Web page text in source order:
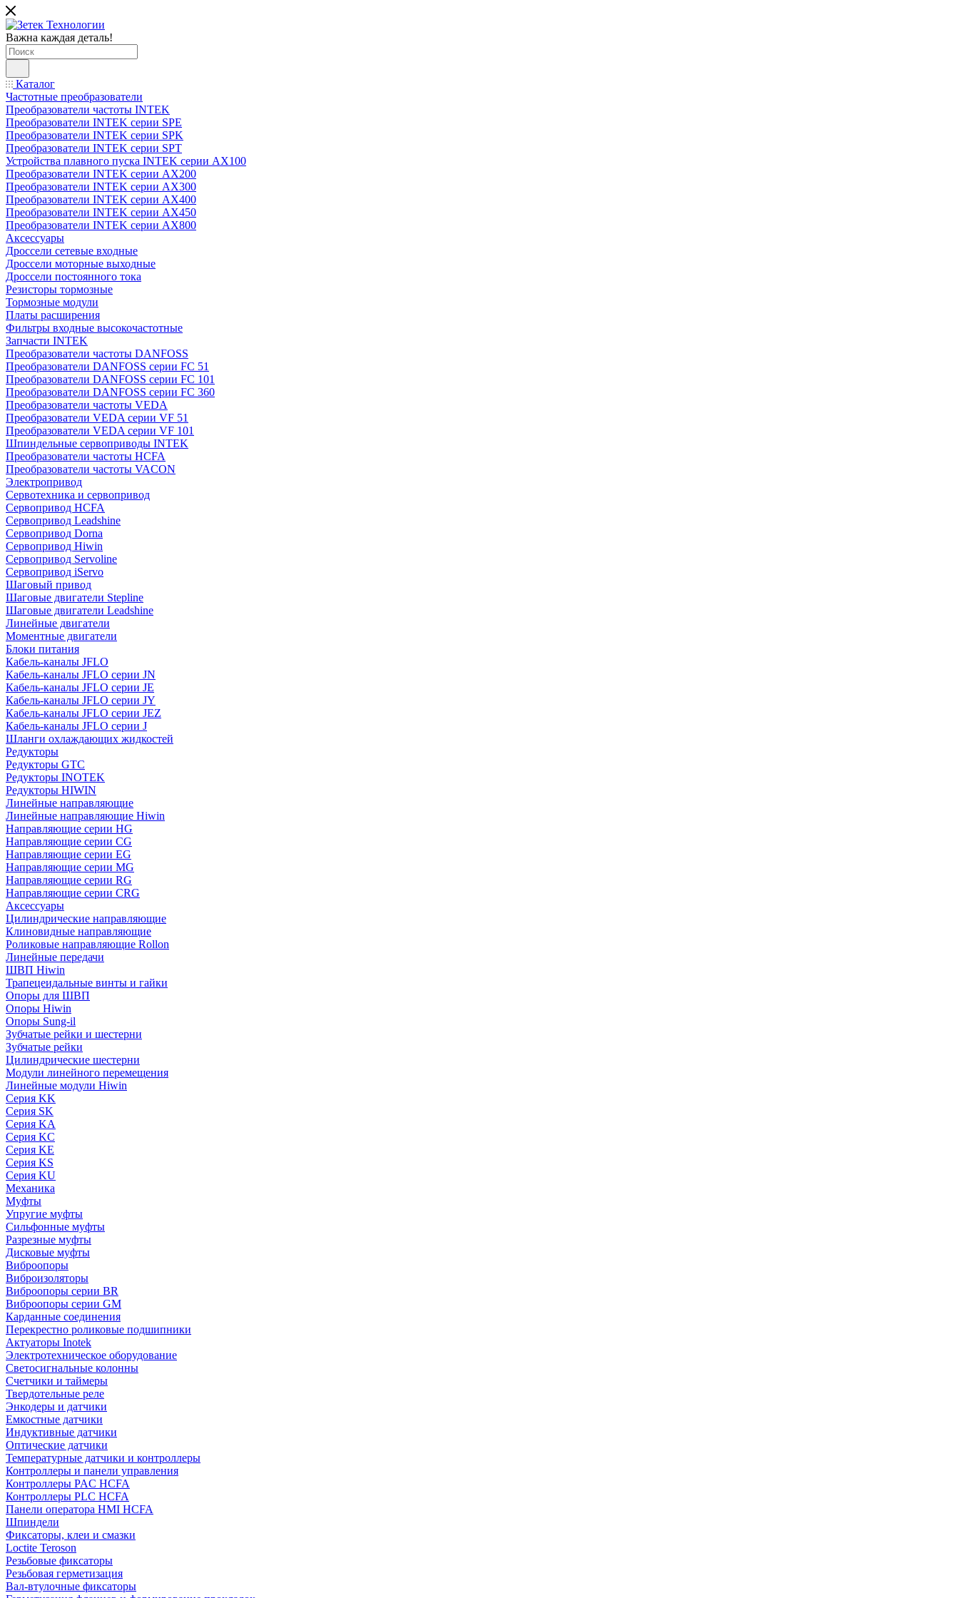
Важна каждая деталь!
Каталог
Частотные преобразователи
Преобразователи частоты INTEK
Преобразователи INTEK серии SPE
Преобразователи INTEK серии SPK
Преобразователи INTEK серии SPT
Устройства плавного пуска INTEK серии AX100
Преобразователи INTEK серии AX200
Преобразователи INTEK серии AX300
Преобразователи INTEK серии AX400
Преобразователи INTEK серии AX450
Преобразователи INTEK серии AX800
Аксессуары
Дроссели сетевые входные
Дроссели моторные выходные
Дроссели постоянного тока
Резисторы тормозные
Тормозные модули
Платы расширения
Фильтры входные высокочастотные
Запчасти INTEK
Преобразователи частоты DANFOSS
Преобразователи DANFOSS серии FC 51
Преобразователи DANFOSS серии FC 101
Преобразователи DANFOSS серии FC 360
Преобразователи частоты VEDA
Преобразователи VEDA серии VF 51
Преобразователи VEDA серии VF 101
Шпиндельные сервоприводы INTEK
Преобразователи частоты HCFA
Преобразователи частоты VACON
Электропривод
Сервотехника и сервопривод
Сервопривод HCFA
Сервопривод Leadshine
Сервопривод Dorna
Сервопривод Hiwin
Сервопривод Servoline
Сервопривод iServo
Шаговый привод
Шаговые двигатели Stepline
Шаговые двигатели Leadshine
Линейные двигатели
Моментные двигатели
Блоки питания
Кабель-каналы JFLO
Кабель-каналы JFLO серии JN
Кабель-каналы JFLO серии JE
Кабель-каналы JFLO серии JY
Кабель-каналы JFLO серии JEZ
Кабель-каналы JFLO серии J
Шланги охлаждающих жидкостей
Редукторы
Редукторы GTC
Редукторы INOTEK
Редукторы HIWIN
Линейные направляющие
Линейные направляющие Hiwin
Направляющие серии HG
Направляющие серии CG
Направляющие серии EG
Направляющие серии MG
Направляющие серии RG
Направляющие серии CRG
Аксессуары
Цилиндрические направляющие
Клиновидные направляющие
Роликовые направляющие Rollon
Линейные передачи
ШВП Hiwin
Трапецеидальные винты и гайки
Опоры для ШВП
Опоры Hiwin
Опоры Sung-il
Зубчатые рейки и шестерни
Зубчатые рейки
Цилиндрические шестерни
Модули линейного перемещения
Линейные модули Hiwin
Серия KK
Серия SK
Серия KA
Серия KC
Серия KE
Серия KS
Серия KU
Механика
Муфты
Упругие муфты
Сильфонные муфты
Разрезные муфты
Дисковые муфты
Виброопоры
Виброизоляторы
Виброопоры серии BR
Виброопоры серии GM
Карданные соединения
Перекрестно роликовые подшипники
Актуаторы Inotek
Электротехническое оборудование
Светосигнальные колонны
Счетчики и таймеры
Твердотельные реле
Энкодеры и датчики
Емкостные датчики
Индуктивные датчики
Оптические датчики
Температурные датчики и контроллеры
Контроллеры и панели управления
Контроллеры PAC HCFA
Контроллеры PLC HCFA
Панели оператора HMI HCFA
Шпиндели
Фиксаторы, клеи и смазки
Loctite Teroson
Резьбовые фиксаторы
Резьбовая герметизация
Вал-втулочные фиксаторы